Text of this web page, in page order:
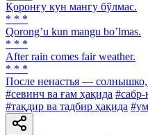
Қоронғу кун мангу бўлмас.
* * *
Qorongʼu kun mangu boʼlmas.
* * *
After rain comes fair weather.
* * *
После ненастья —
#севинч ва ғам ҳақида #сабр-
#тақдир ва тадбир ҳақида